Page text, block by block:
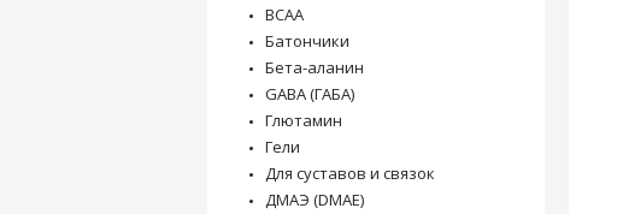
BCAA
Батончики
Бета-аланин
GABA (ГАБА)
Глютамин
Гели
Для суставов и связок
ДМАЭ (DMAE)